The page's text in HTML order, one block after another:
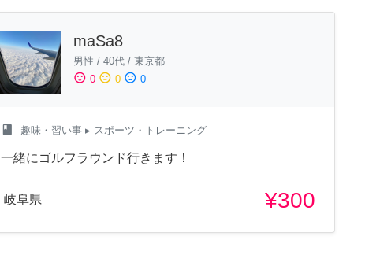
maSa8
男性 / 40代 / 東京都
sentiment_satisfied 0 sentiment_neutral 0 sentiment_dissatisfied 0
class 趣味・習い事 ▸ スポーツ・トレーニング
一緒にゴルフラウンド行きます！
岐阜県 ¥300